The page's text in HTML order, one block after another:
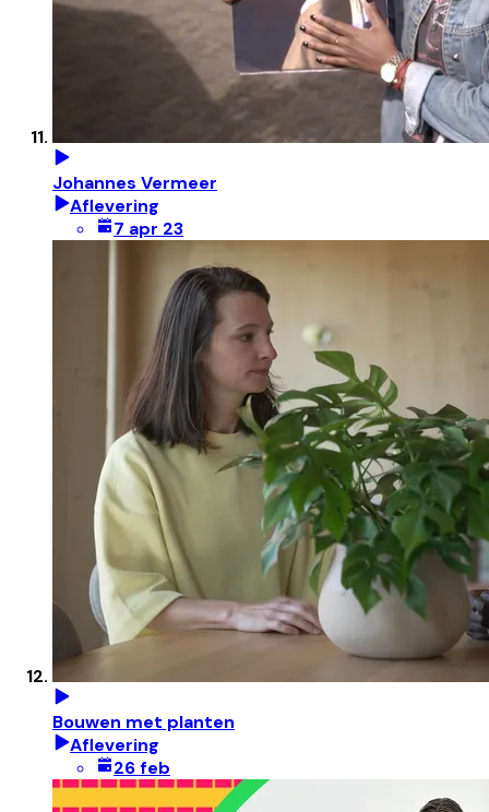
Johannes Vermeer
Aflevering
7 apr 23
Bouwen met planten
Aflevering
26 feb